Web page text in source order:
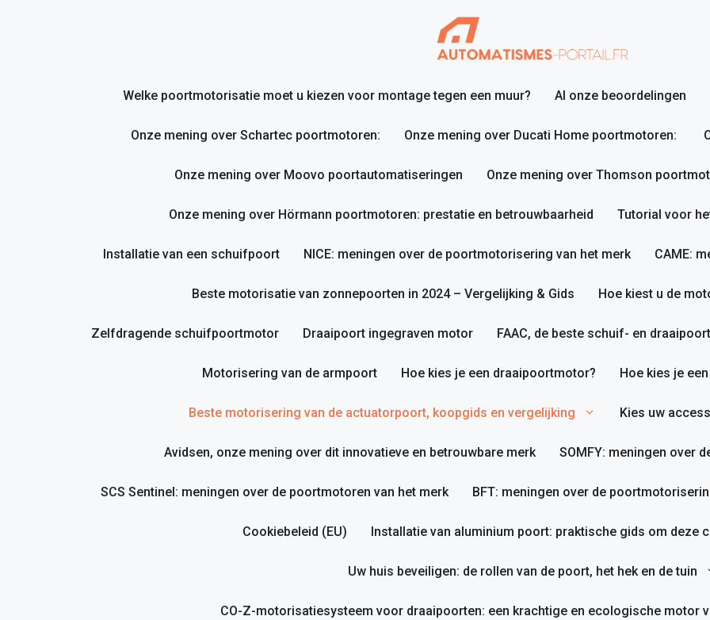
Welke poortmotorisatie moet u kiezen voor montage tegen een muur? Al onze beoordelingen
Onze mening over Schartec poortmotoren: Onze mening over Ducati Home poortmotoren:
Onze mening over Moovo poortautomatiseringen Onze mening over Thomson
Onze mening over Hörmann poortmotoren: prestatie en betrouwbaarheid Tutorial voor
Installatie van een schuifpoort NICE: meningen over de poortmotorisering van het merk CAME:
Beste motorisatie van zonnepoorten in 2024 – Vergelijking & Gids Hoe kiest u de
Zelfdragende schuifpoortmotor Draaipoort ingegraven motor FAAC, de beste schuif- en
Motorisering van de armpoort Hoe kies je een draaipoortmotor? Hoe kies je
Beste motorisering van de actuatorpoort, koopgids en vergelijking Kies uw
Avidsen, onze mening over dit innovatieve en betrouwbare merk SOMFY: meningen over
SCS Sentinel: meningen over de poortmotoren van het merk BFT: meningen over de
Cookiebeleid (EU) Installatie van aluminium poort: praktische gids om deze
Uw huis beveiligen: de rollen van de poort, het hek en de tuin
CO-Z-motorisatiesysteem voor draaipoorten: een krachtige en ecologische motor